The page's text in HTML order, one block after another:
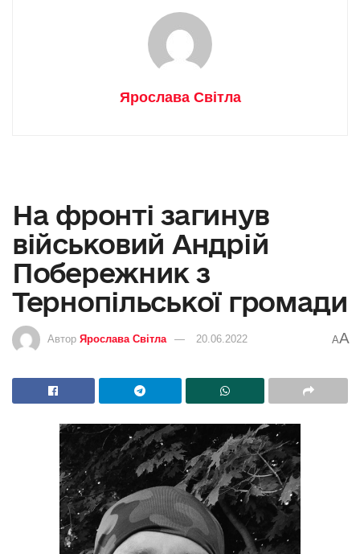
Ярослава Світла
На фронті загинув
військовий Андрій
Побережник з
Тернопільської громади
Автор Ярослава Світла 20.06.2022 AA